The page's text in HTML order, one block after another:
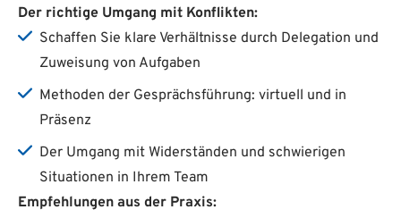
Der richtige Umgang mit Konflikten:
Schaffen Sie klare Verhältnisse durch Delegation und
Zuweisung von Aufgaben
Methoden der Gesprächsführung: virtuell und in
Präsenz
Der Umgang mit Widerständen und schwierigen
Situationen in Ihrem Team
Empfehlungen aus der Praxis: